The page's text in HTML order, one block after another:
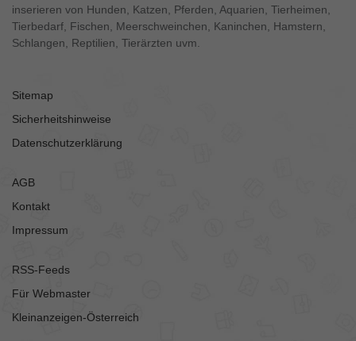
inserieren von Hunden, Katzen, Pferden, Aquarien, Tierheimen,
Tierbedarf, Fischen, Meerschweinchen, Kaninchen, Hamstern,
Schlangen, Reptilien, Tierärzten uvm.
Sitemap
Sicherheitshinweise
Datenschutzerklärung
AGB
Kontakt
Impressum
RSS-Feeds
Für Webmaster
Kleinanzeigen-Österreich